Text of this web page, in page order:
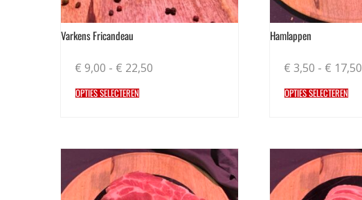
Varkens Fricandeau
€ 9,00 - € 22,50
OPTIES SELECTEREN
Hamlappen
€ 3,50 - € 17,50
OPTIES SELECTEREN